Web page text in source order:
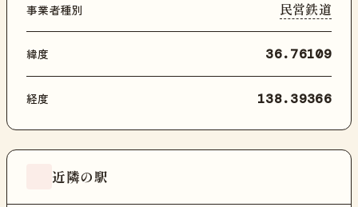
事業者種別 民営鉄道
緯度 36.76109
経度 138.39366
近隣の駅